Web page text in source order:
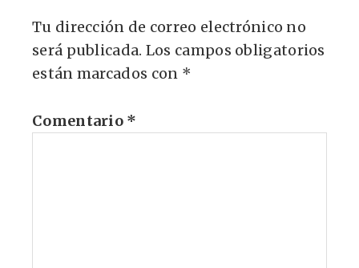
Tu dirección de correo electrónico no
será publicada. Los campos obligatorios
están marcados con *
Comentario *